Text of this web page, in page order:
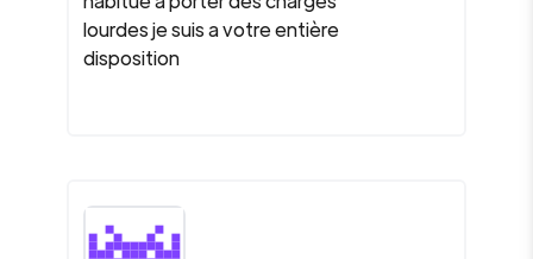
lourdes je suis a votre entière
disposition